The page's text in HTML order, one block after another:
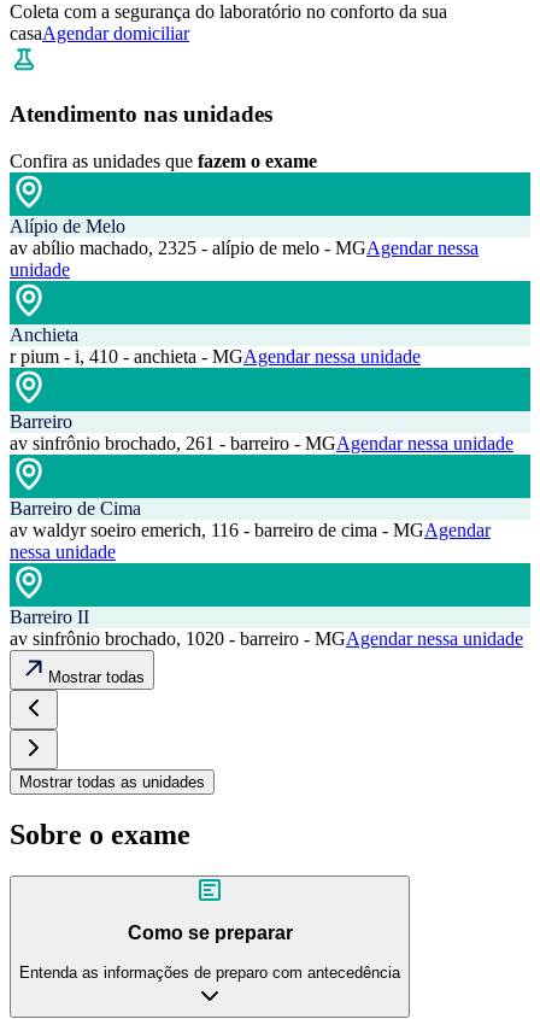
Coleta com a segurança do laboratório no conforto da sua
casaAgendar domiciliar
Atendimento nas unidades
Confira as unidades que fazem o exame
Alípio de Melo
av abílio machado, 2325 - alípio de melo - MGAgendar nessa
unidade
Anchieta
r pium - i, 410 - anchieta - MGAgendar nessa unidade
Barreiro
av sinfrônio brochado, 261 - barreiro - MGAgendar nessa unidade
Barreiro de Cima
av waldyr soeiro emerich, 116 - barreiro de cima - MGAgendar
nessa unidade
Barreiro II
av sinfrônio brochado, 1020 - barreiro - MGAgendar nessa unidade
Mostrar todas
Mostrar todas as unidades
Sobre o exame
Como se preparar
Entenda as informações de preparo com antecedência